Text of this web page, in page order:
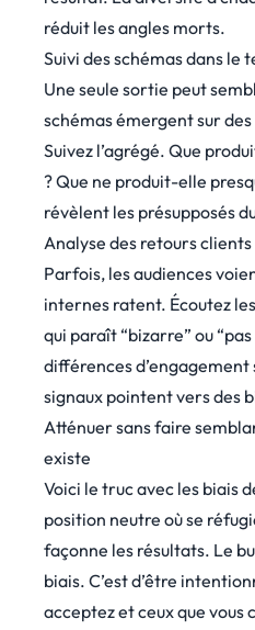
réduit les angles morts.
Suivi des schémas dans le
Une seule sortie peut
schémas émergent sur
Suivez l’agrégé. Que
? Que ne produit-elle
révèlent les présupposés
Analyse des retours clients
Parfois, les audiences
internes ratent. Écoutez
qui paraît “bizarre” ou
différences d’engagement
signaux pointent vers des
Atténuer sans faire
existe
Voici le truc avec les biais
position neutre où se
façonne les résultats. Le
biais. C’est d’être
acceptez et ceux que vous